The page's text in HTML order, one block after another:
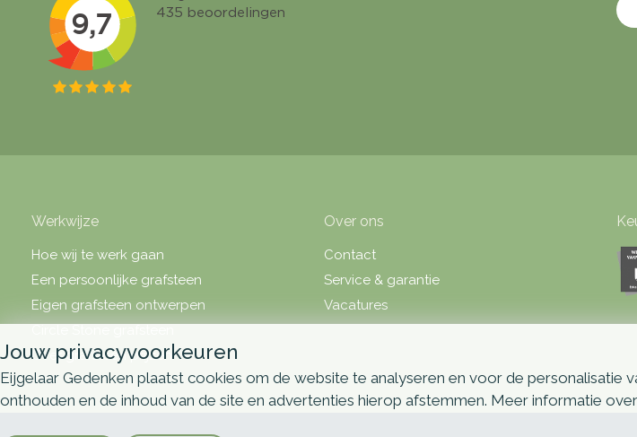
Werkwijze
Hoe wij te werk gaan
Een persoonlijke grafsteen
Eigen grafsteen ontwerpen
Over grafsteen prijzen
Over ons
Contact
Service & garantie
Vacatures
Jouw privacyvoorkeuren
Eijgelaar Gedenken plaatst cookies om de website te analyseren en voor de
onthouden en de inhoud van de site en advertenties hierop afstemmen. Meer informatie